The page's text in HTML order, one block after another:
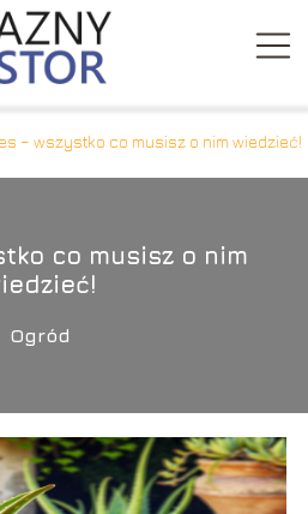
– wszystko co musisz o nim wiedzieć!
co musisz o nim
Ogród